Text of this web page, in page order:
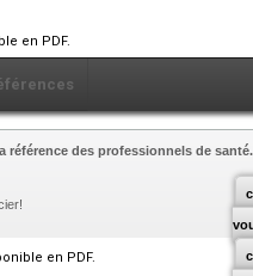
en PDF.
référence des professionnels de santé.
en PDF.